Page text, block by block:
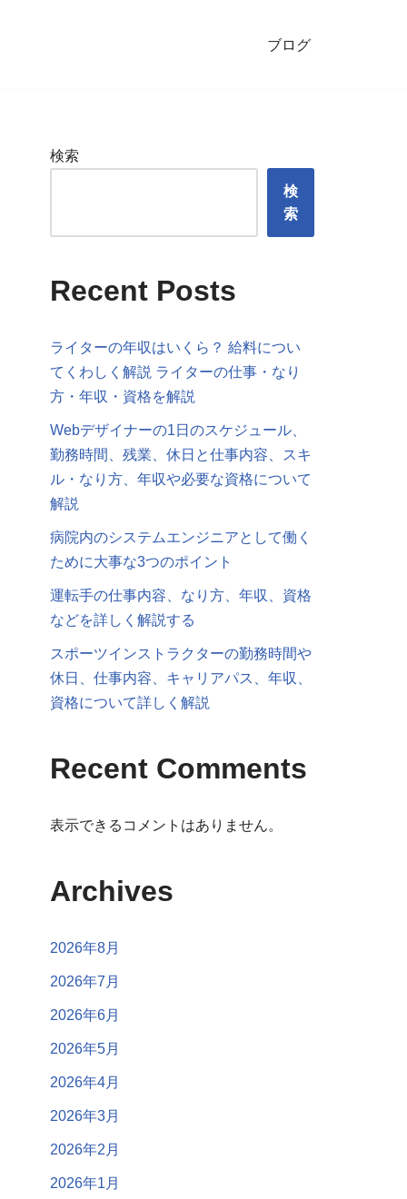
ブログ
検索
検
索
Recent Posts
ライターの年収はいくら？ 給料につい
てくわしく解説 ライターの仕事・なり
方・年収・資格を解説
Webデザイナーの1日のスケジュール、
勤務時間、残業、休日と仕事内容、スキ
ル・なり方、年収や必要な資格について
解説
病院内のシステムエンジニアとして働く
ために大事な3つのポイント
運転手の仕事内容、なり方、年収、資格
などを詳しく解説する
スポーツインストラクターの勤務時間や
休日、仕事内容、キャリアパス、年収、
資格について詳しく解説
Recent Comments
表示できるコメントはありません。
Archives
2026年8月
2026年7月
2026年6月
2026年5月
2026年4月
2026年3月
2026年2月
2026年1月